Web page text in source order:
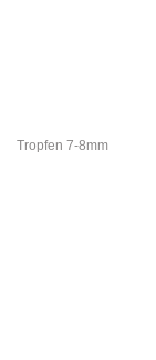
Tropfen 7-8mm